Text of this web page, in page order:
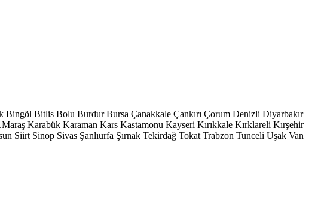
Bingöl Bitlis Bolu Burdur Bursa Çanakkale Çankırı Çorum Denizli Diyarbakır
Karabük Karaman Kars Kastamonu Kayseri Kırıkkale Kırklareli Kırşehir
Siirt Sinop Sivas Şanlıurfa Şırnak Tekirdağ Tokat Trabzon Tunceli Uşak Van